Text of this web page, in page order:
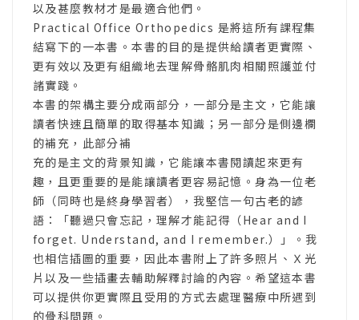
以及甚麼教材才是最適合他們。
Practical Office Orthopedics 是將這所有課程集
結寫下的一本書。本書的目的是提供給讀者更實際、
更有效以及更有組織地去理解骨骼肌肉相關照護並付
諸實踐。
本書的架構主要分成兩部分，一部分是主文，它能讓
讀者快速且簡單的取得基本知識；另一部分是側邊欄
的補充，此部分補
充的是主文的背景知識，它能讓本書閱讀起來更有
趣，且更重要的是能讓讀者更容易記憶。身為一位老
師（同時也是終身學習者），我堅信一句古老的諺
語：「聽過只會忘記，理解才能記得（Hear and I
forget. Understand, and I remember.）」。我
也相信插圖的重要，因此本書附上了許多照片、Ｘ光
片以及一些插畫去輔助解釋討論的內容。希望這本書
可以提供你更實際且受用的方式去處理醫療中所遇到
的骨科問題。